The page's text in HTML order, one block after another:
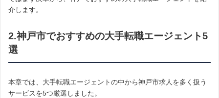
介します。
2.神戸市でおすすめの大手転職エージェント5
選
本章では、大手転職エージェントの中から神戸市求人を多く扱う
サービスを5つ厳選しました。